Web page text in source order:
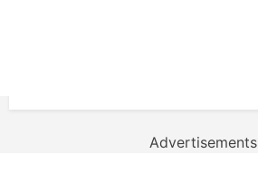
Advertisements